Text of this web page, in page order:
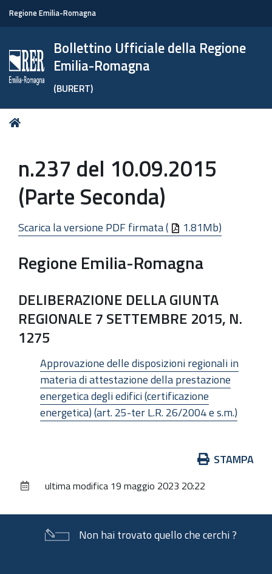
Regione Emilia-Romagna
Bollettino Ufficiale della Regione
Emilia-Romagna
(BURERT)
Tu
n.237 del 10.09.2015
(Parte Seconda)
Scarica la versione PDF firmata ( 1.81Mb)
Regione Emilia-Romagna
DELIBERAZIONE DELLA GIUNTA
REGIONALE 7 SETTEMBRE 2015, N.
1275
Approvazione delle disposizioni regionali in
materia di attestazione della prestazione
energetica degli edifici (certificazione
energetica) (art. 25-ter L.R. 26/2004 e s.m.)
documento
STAMPA
ultima modifica 19 maggio 2023 20:22
Non hai trovato quello che cerchi ?